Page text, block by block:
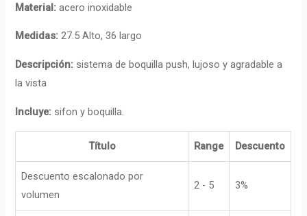
Material: acero inoxidable
Medidas:27.5 Alto, 36 largo
Descripción: sistema de boquilla push, lujoso y agradable a
la vista
Incluye: sifon y boquilla.
Título Range Descuento
Descuento escalonado por
volumen
2 - 5 3%